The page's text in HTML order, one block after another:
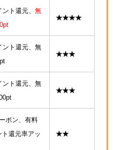
ト還元、 無
★★★★
ント還元、無
★★★
ント還元、無
★★★
ポン、有料
還元率アッ ★★